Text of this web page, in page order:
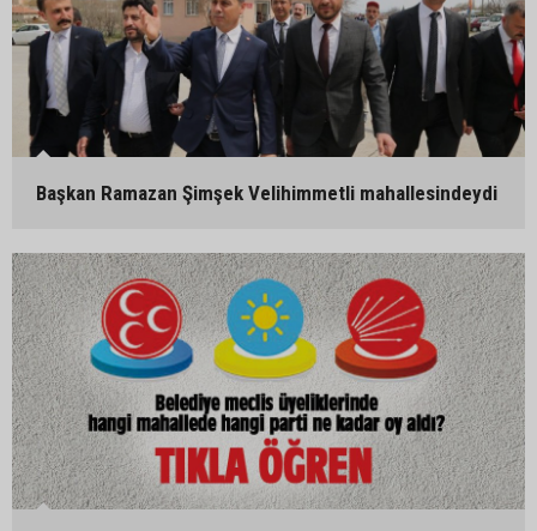
Başkan Ramazan Şimşek Velihimmetli mahallesindeydi